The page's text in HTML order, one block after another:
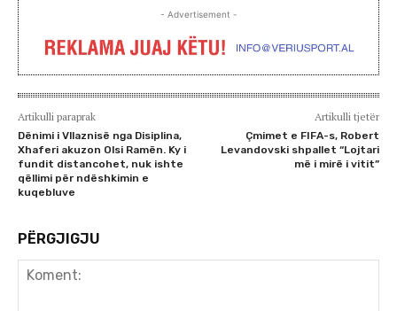
- Advertisement -
Artikulli paraprak
Dënimi i Vllaznisë nga Disiplina,
Xhaferi akuzon Olsi Ramën. Ky i
fundit distancohet, nuk ishte
qëllimi për ndëshkimin e
kuqebluve
Artikulli tjetër
Çmimet e FIFA-s, Robert
Levandovski shpallet “Lojtari
më i mirë i vitit”
PËRGJIGJU